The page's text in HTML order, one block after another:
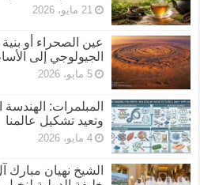
21 مايو، 2026
عين الصحراء أو
الجيولوجي إلى
5 مايو، 2026
المبلمرات: الهندسة
وتعيد تشكيل عالمنا
4 مايو، 2026
الشيخ نهيان مبارك